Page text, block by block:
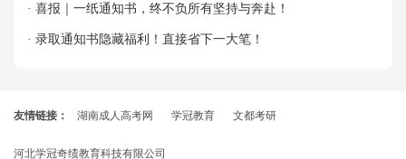
· 喜报｜一纸通知书，终不负所有坚持与奔赴！
· 录取通知书隐藏福利！直接省下一大笔！
友情链接： 湖南成人高考网 学冠教育 文都考研
河北学冠奇绩教育科技有限公司